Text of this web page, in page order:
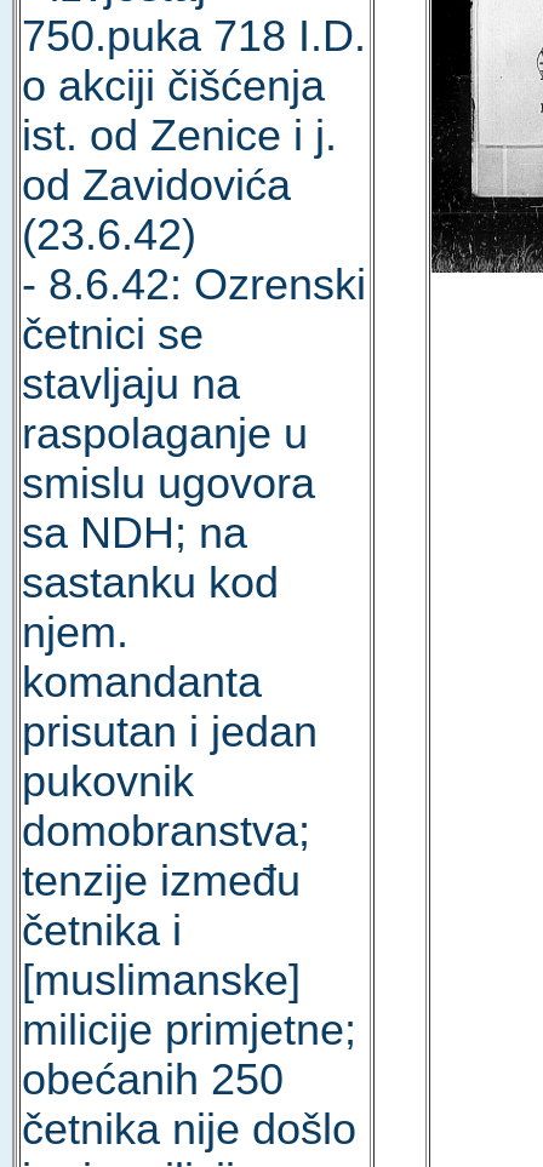
750.puka 718 I.D.
o akciji čišćenja
ist. od Zenice i j.
od Zavidovića
(23.6.42)
- 8.6.42: Ozrenski
četnici se
stavljaju na
raspolaganje u
smislu ugovora
sa NDH; na
sastanku kod
njem.
komandanta
prisutan i jedan
pukovnik
domobranstva;
tenzije između
četnika i
[muslimanske]
milicije primjetne;
obećanih 250
četnika nije došlo